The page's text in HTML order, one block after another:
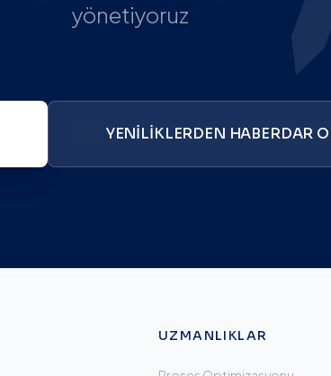
yönetiyoruz
YENILIKLERDEN HABERDAR
UZMANLIKLAR